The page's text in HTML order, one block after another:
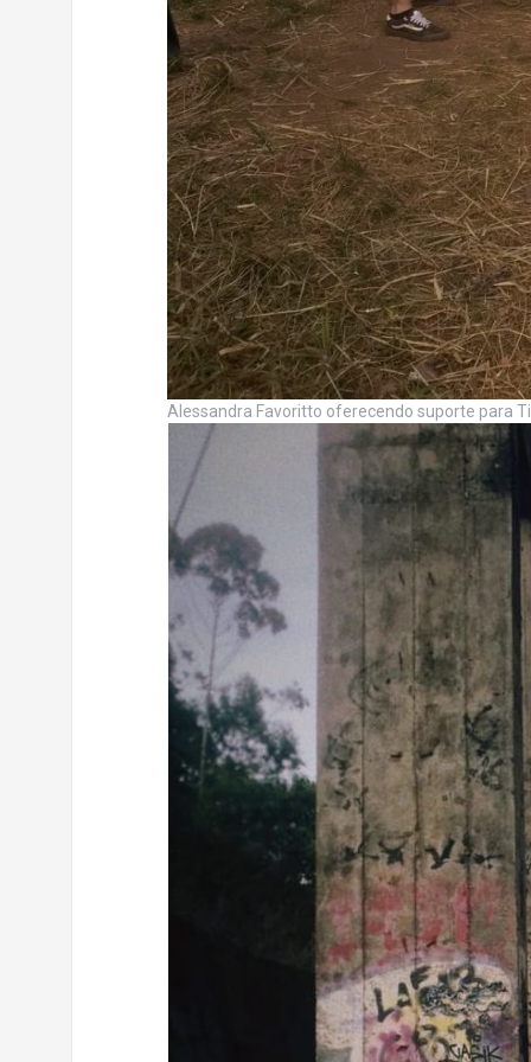
Alessandra Favoritto oferecendo suporte para